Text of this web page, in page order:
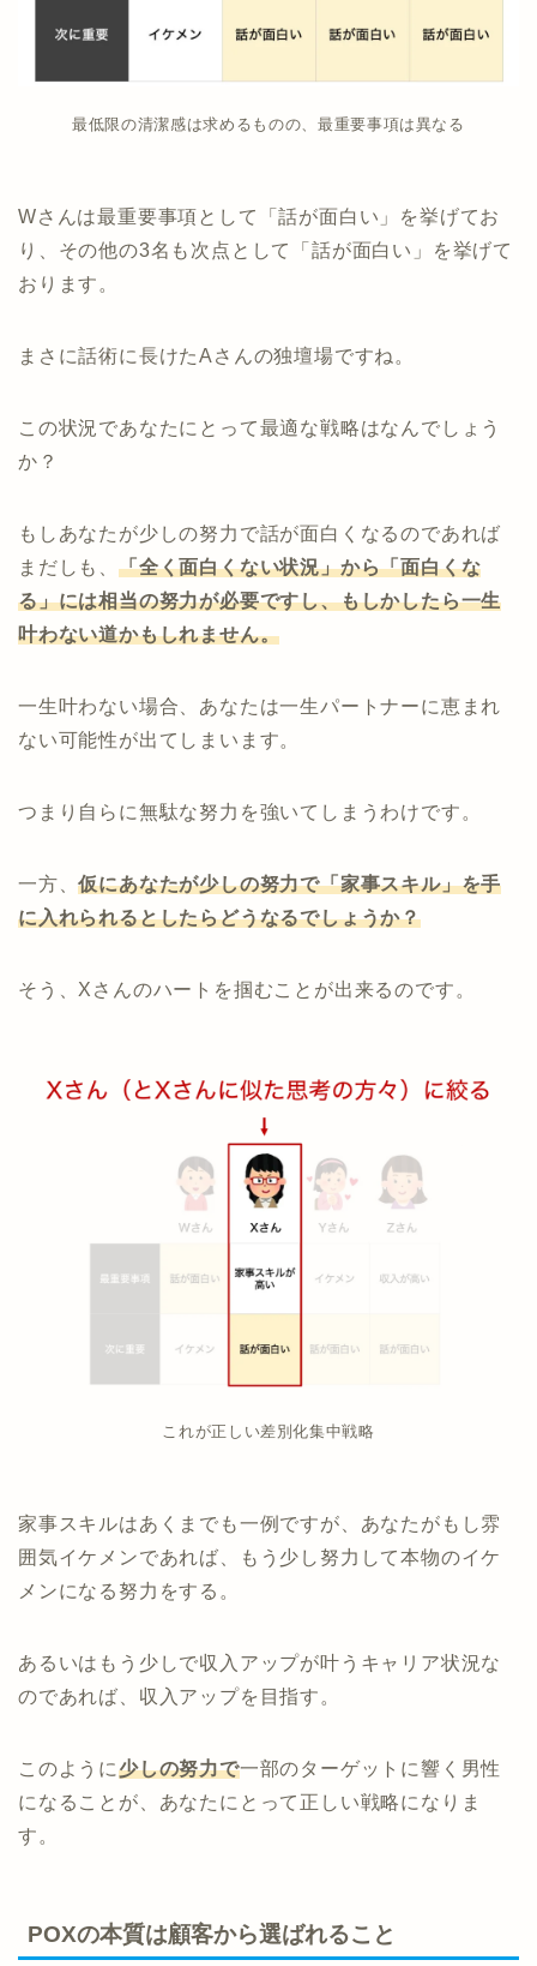
最低限の清潔感は求めるものの、最重要事項は異なる
Wさんは最重要事項として「話が面白い」を挙げてお
り、その他の3名も次点として「話が面白い」を挙げて
おります。
まさに話術に長けたAさんの独壇場ですね。
この状況であなたにとって最適な戦略はなんでしょう
か？
もしあなたが少しの努力で話が面白くなるのであれば
まだしも、 「全く面白くない状況」から「面白くな
る」には相当の努力が必要ですし、もしかしたら一生
叶わない道かもしれません。
一生叶わない場合、あなたは一生パートナーに恵まれ
ない可能性が出てしまいます。
つまり自らに無駄な努力を強いてしまうわけです。
一方、仮にあなたが少しの努力で「家事スキル」を手
に入れられるとしたらどうなるでしょうか？
そう、Xさんのハートを掴むことが出来るのです。
これが正しい差別化集中戦略
家事スキルはあくまでも一例ですが、あなたがもし雰
囲気イケメンであれば、もう少し努力して本物のイケ
メンになる努力をする。
あるいはもう少しで収入アップが叶うキャリア状況な
のであれば、収入アップを目指す。
このように少しの努力で一部のターゲットに響く男性
になることが、あなたにとって正しい戦略になりま
す。
POXの本質は顧客から選ばれること